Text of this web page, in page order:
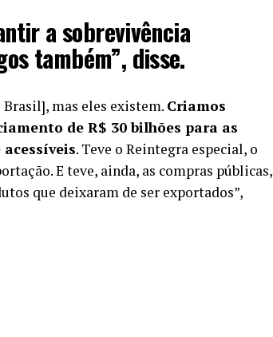
a sobrevivência
também”, disse.
mas eles existem. Criamos
de R$ 30 bilhões para as
. Teve o Reintegra especial, o
E teve, ainda, as compras públicas,
que deixaram de ser exportados”,